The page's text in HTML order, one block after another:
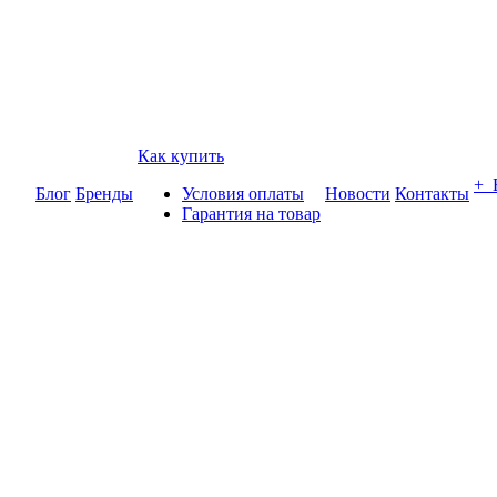
Блог Бренды
Как купить
Условия оплаты
Гарантия на товар
Новости Контакты +